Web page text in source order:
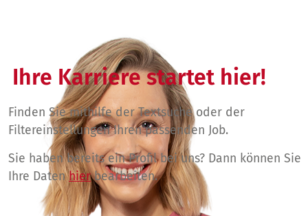
Ihre Karriere startet hier!
Finden Sie mithilfe der Textsuche oder der
Filtereinstellungen Ihren passenden Job.
Sie haben bereits ein Profil bei uns? Dann können Sie
Ihre Datenhierbearbeiten.